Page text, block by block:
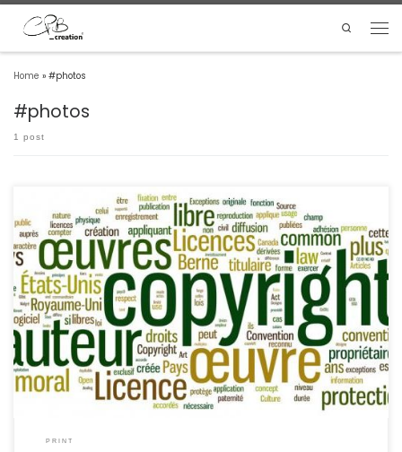
Search
Home » #photos
#photos
1 post
Les IMAGES sur INTERNET sont pour la plupart SOUMIS À DES DROITS D'AUTEURS !
PRINT